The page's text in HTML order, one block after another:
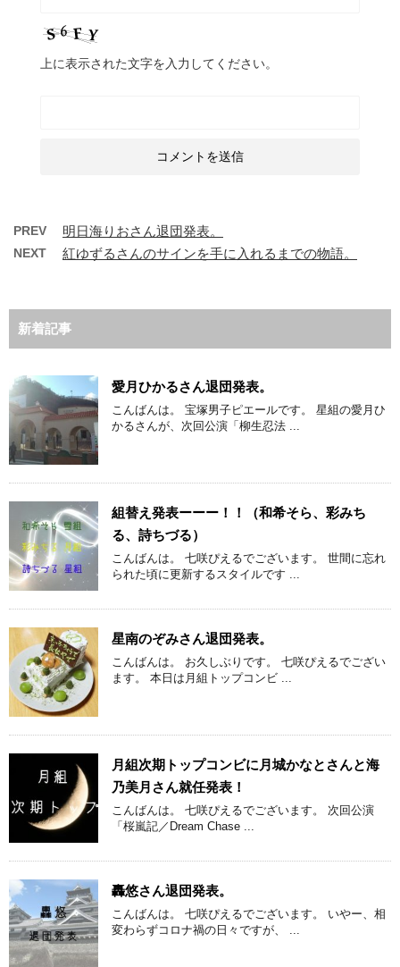
上に表示された文字を入力してください。
PREV 明日海りおさん退団発表。
NEXT 紅ゆずるさんのサインを手に入れるまでの物語。
新着記事
愛月ひかるさん退団発表。
こんばんは。 宝塚男子ピエールです。 星組の愛月ひ
かるさんが、次回公演「柳生忍法 ...
組替え発表ーーー！！（和希そら、彩みち
る、詩ちづる）
こんばんは。 七咲ぴえるでございます。 世間に忘れ
られた頃に更新するスタイルです ...
星南のぞみさん退団発表。
こんばんは。 お久しぶりです。 七咲ぴえるでござい
ます。 本日は月組トップコンビ ...
月組次期トップコンビに月城かなとさんと海
乃美月さん就任発表！
こんばんは。 七咲ぴえるでございます。 次回公演
「桜嵐記／Dream Chase ...
轟悠さん退団発表。
こんばんは。 七咲ぴえるでございます。 いやー、相
変わらずコロナ禍の日々ですが、 ...